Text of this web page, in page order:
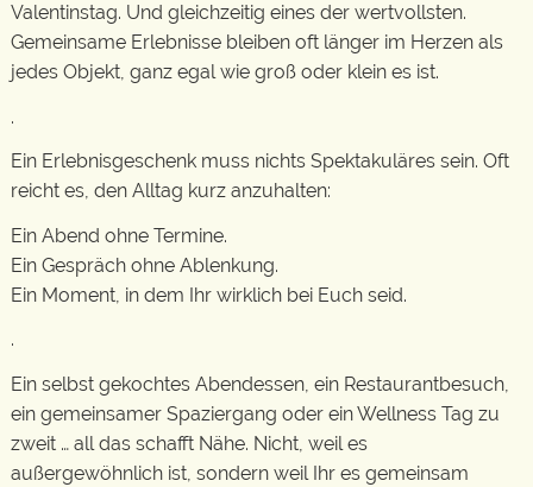
Valentinstag. Und gleichzeitig eines der wertvollsten.
Gemeinsame Erlebnisse bleiben oft länger im Herzen als
jedes Objekt, ganz egal wie groß oder klein es ist.
.
Ein Erlebnisgeschenk muss nichts Spektakuläres sein. Oft
reicht es, den Alltag kurz anzuhalten:
Ein Abend ohne Termine.
Ein Gespräch ohne Ablenkung.
Ein Moment, in dem Ihr wirklich bei Euch seid.
.
Ein selbst gekochtes Abendessen, ein Restaurantbesuch,
ein gemeinsamer Spaziergang oder ein Wellness Tag zu
zweit … all das schafft Nähe. Nicht, weil es
außergewöhnlich ist, sondern weil Ihr es gemeinsam